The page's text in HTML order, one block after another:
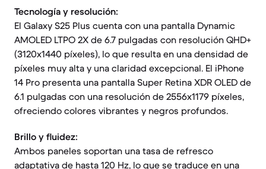
Tecnología y resolución:
El Galaxy S25 Plus cuenta con una pantalla Dynamic
AMOLED LTPO 2X de 6.7 pulgadas con resolución QHD+
(3120x1440 píxeles), lo que resulta en una densidad de
píxeles muy alta y una claridad excepcional. El iPhone
14 Pro presenta una pantalla Super Retina XDR OLED de
6.1 pulgadas con una resolución de 2556x1179 píxeles,
ofreciendo colores vibrantes y negros profundos.
Brillo y fluidez:
Ambos paneles soportan una tasa de refresco
adaptativa de hasta 120 Hz, lo que se traduce en una